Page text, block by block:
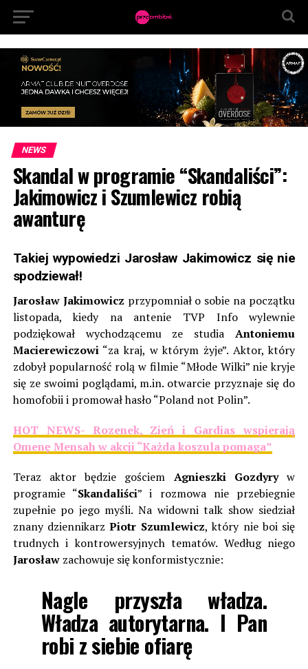
NEWS
Skandal w programie “Skandaliści”:
Jakimowicz i Szumlewicz robią
awanturę
Takiej wypowiedzi Jarosław Jakimowicz się nie
spodziewał!
Jarosław Jakimowicz przypomniał o sobie na początku
listopada, kiedy na antenie TVP Info wylewnie
podziękował wychodzącemu ze studiaAntoniemu
Macierewiczowi“za kraj, w którym żyje”. Aktor, który
zdobył popularność rolą w filmie “Młode Wilki” nie kryje
się ze swoimi poglądami, m.in. otwarcie przyznaje się do
homofobii i promował hasło “Poland not Polin”.
HOT NEWS- Rozenek, Zień i Gardias wspierają
Omenę Mensah w akcji “Każda koszula pomaga”
Teraz aktor będzie gościem Agnieszki Gozdyryw
programie “Skandaliści” i rozmowa nie przebiegnie
zupełnie po jego myśli. Na widowni talk show siedział
znany dziennikarzPiotr Szumlewicz, który nie boi się
trudnych i kontrowersyjnych tematów. Według niego
Jarosławzachowuje się konformistycznie:
Nagle przyszła władza.
Władza autorytarna. I Pan
robi z siebie ofiarę